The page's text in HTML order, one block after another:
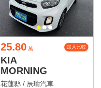
25.80 萬 加入比較
KIA
MORNING
花蓮縣 / 辰瑜汽車